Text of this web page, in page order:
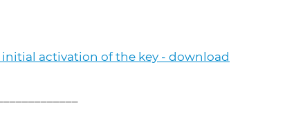
activation of the key - download